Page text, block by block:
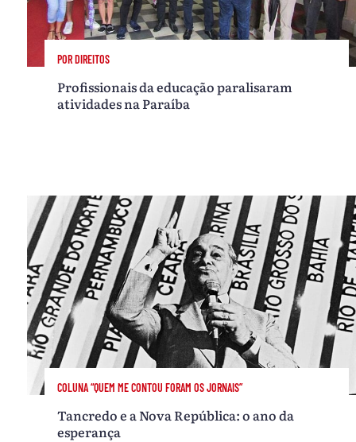
POR DIREITOS
Profissionais da educação paralisaram
atividades na Paraíba
COLUNA “QUEM ME CONTOU FORAM OS JORNAIS”
Tancredo e a Nova República: o ano da
esperança